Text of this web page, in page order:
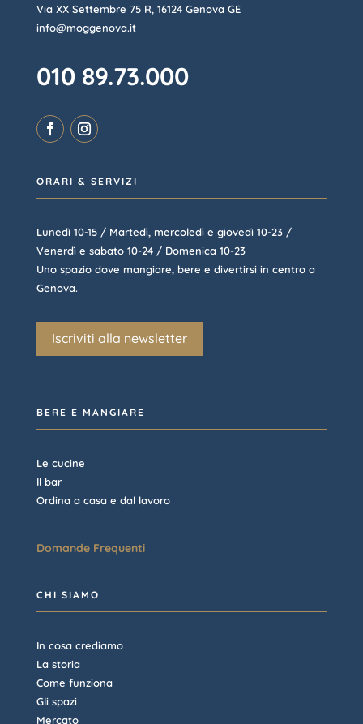
Via XX Settembre 75 R, 16124 Genova GE
info@moggenova.it
010 89.73.000
ORARI & SERVIZI
Lunedì 10-15 / Martedì, mercoledì e giovedì 10-23 /
Venerdì e sabato 10-24 / Domenica 10-23
Uno spazio dove mangiare, bere e divertirsi in centro a
Genova.
Iscriviti alla newsletter
BERE E MANGIARE
Le cucine
Il bar
Ordina a casa e dal lavoro
Domande Frequenti
CHI SIAMO
In cosa crediamo
La storia
Come funziona
Gli spazi
Mercato